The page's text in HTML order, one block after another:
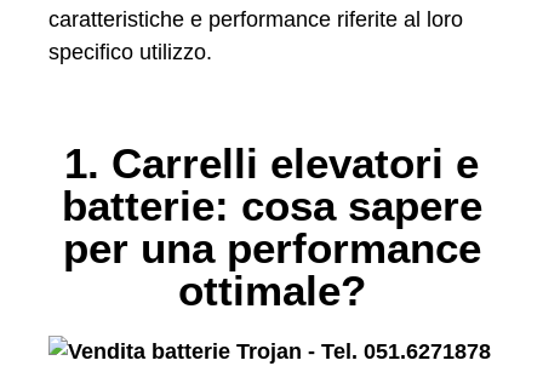
caratteristiche e performance riferite al loro
specifico utilizzo.
1. Carrelli elevatori e
batterie: cosa sapere
per una performance
ottimale?